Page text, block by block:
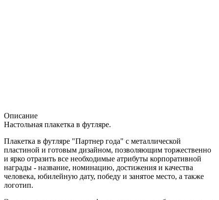
Описание
Настольная плакетка в футляре.
Плакетка в футляре "Партнер года" с металлической
пластиной и готовым дизайном, позволяющим торжественно
и ярко отразить все необходимые атрибуты корпоративной
награды - название, номинацию, достижения и качества
человека, юбилейную дату, победу и занятое место, а также
логотип.